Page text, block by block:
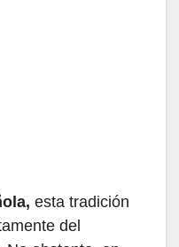
esta tradición
del